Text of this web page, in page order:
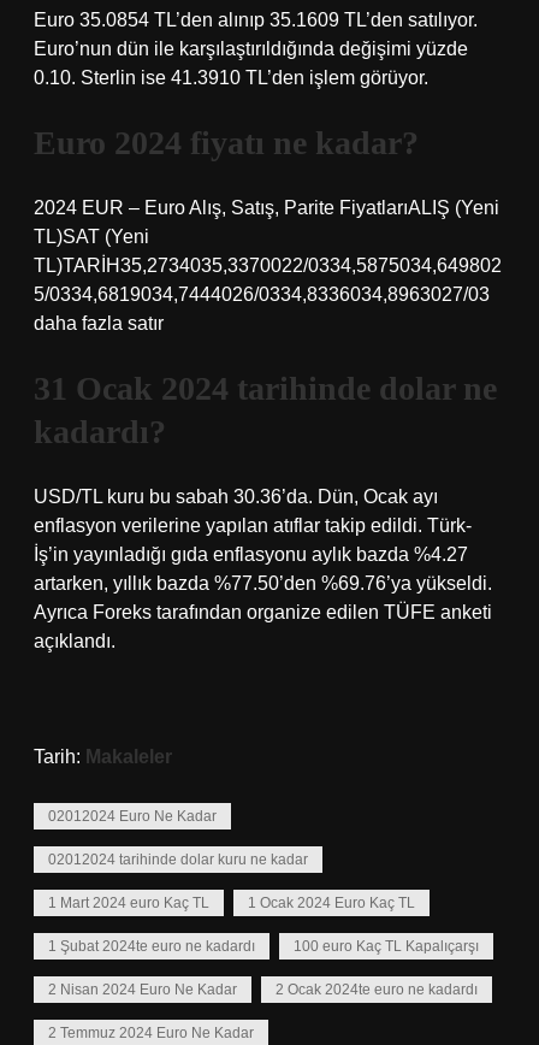
Euro 35.0854 TL’den alınıp 35.1609 TL’den satılıyor.
Euro’nun dün ile karşılaştırıldığında değişimi yüzde
0.10. Sterlin ise 41.3910 TL’den işlem görüyor.
Euro 2024 fiyatı ne kadar?
2024 EUR – Euro Alış, Satış, Parite FiyatlarıALIŞ (Yeni
TL)SAT (Yeni
TL)TARİH35,2734035,3370022/0334,5875034,649802
5/0334,6819034,7444026/0334,8336034,8963027/03
daha fazla satır
31 Ocak 2024 tarihinde dolar ne
kadardı?
USD/TL kuru bu sabah 30.36’da. Dün, Ocak ayı
enflasyon verilerine yapılan atıflar takip edildi. Türk-
İş’in yayınladığı gıda enflasyonu aylık bazda %4.27
artarken, yıllık bazda %77.50’den %69.76’ya yükseldi.
Ayrıca Foreks tarafından organize edilen TÜFE anketi
açıklandı.
Tarih: Makaleler
02012024 Euro Ne Kadar
02012024 tarihinde dolar kuru ne kadar
1 Mart 2024 euro Kaç TL 1 Ocak 2024 Euro Kaç TL
1 Şubat 2024te euro ne kadardı 100 euro Kaç TL Kapalıçarşı
2 Nisan 2024 Euro Ne Kadar 2 Ocak 2024te euro ne kadardı
2 Temmuz 2024 Euro Ne Kadar